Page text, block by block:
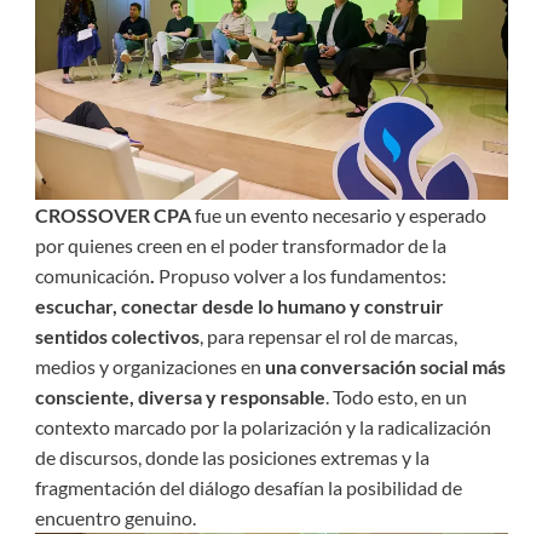
CROSSOVER CPAfue un evento necesario y esperado
por quienes creen en el poder transformador de la
comunicación. Propuso volver a los fundamentos:
escuchar, conectar desde lo humano y construir
sentidos colectivos, para repensar el rol de marcas,
medios y organizaciones en una conversación social más
consciente, diversa y responsable. Todo esto, en un
contexto marcado por la polarización y la radicalización
de discursos, donde las posiciones extremas y la
fragmentación del diálogo desafían la posibilidad de
encuentro genuino.